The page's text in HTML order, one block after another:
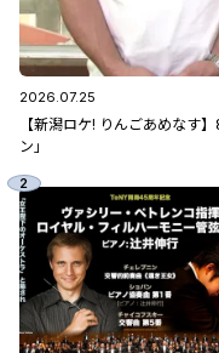
2026.07.25
【新潟ロケ! りんごあめなす
ン」